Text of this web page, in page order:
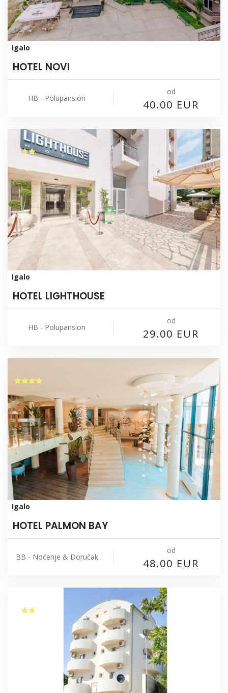
Igalo
HOTEL NOVI
HB - Polupansion
od
40.00 EUR
Igalo
HOTEL LIGHTHOUSE
HB - Polupansion
od
29.00 EUR
Igalo
HOTEL PALMON BAY
BB - Noćenje & Doručak
od
48.00 EUR